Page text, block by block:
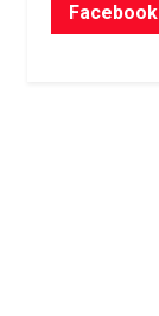
Facebook